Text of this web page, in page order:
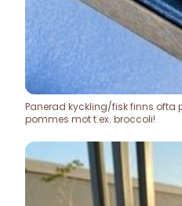
Panerad kyckling/fisk finns ofta
pommes mot t.ex. broccoli!